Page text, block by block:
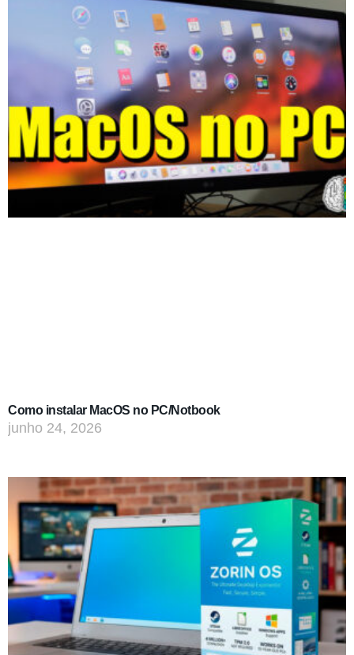
Como instalar MacOS no PC/Notbook
junho 24, 2026